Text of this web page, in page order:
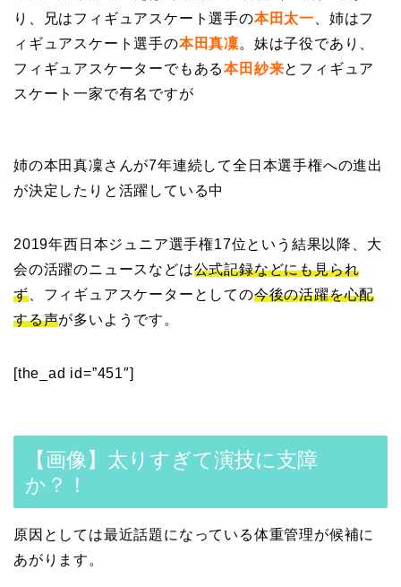
り、兄はフィギュアスケート選手の本田太一 、姉はフ
ィギュアスケート選手の本田真凜。妹は子役であり、
フィギュアスケーターでもある本田紗来とフィギュア
スケート一家で有名ですが
姉の本田真凜さんが7年連続して全日本選手権への進出
が決定したりと活躍している中
2019年西日本ジュニア選手権17位という結果以降、大
会の活躍のニュースなどは公式記録などにも見られ
ず、フィギュアスケーターとしての今後の活躍を心配
する声が多いようです。
[the_ad id=”451″]
【画像】太りすぎて演技に支障
か？！
原因としては最近話題になっている体重管理が候補に
あがります。